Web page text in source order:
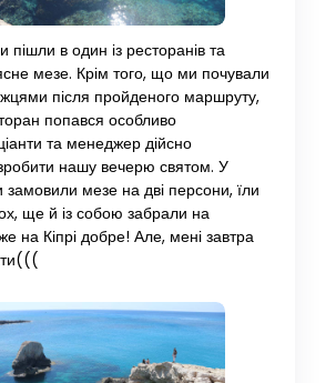
в один із ресторанів та
мезе. Крім того, що ми почували
після пройденого маршруту,
попався особливо
та менеджер дійсно
нашу вечерю святом. У
замовили мезе на дві персони, їли
ще й із собою забрали на
на Кіпрі добре! Але, мені завтра